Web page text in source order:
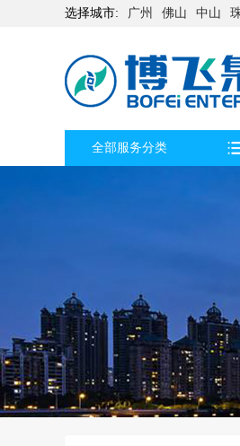
选择城市: 广州 佛山 中山
全部服务分类